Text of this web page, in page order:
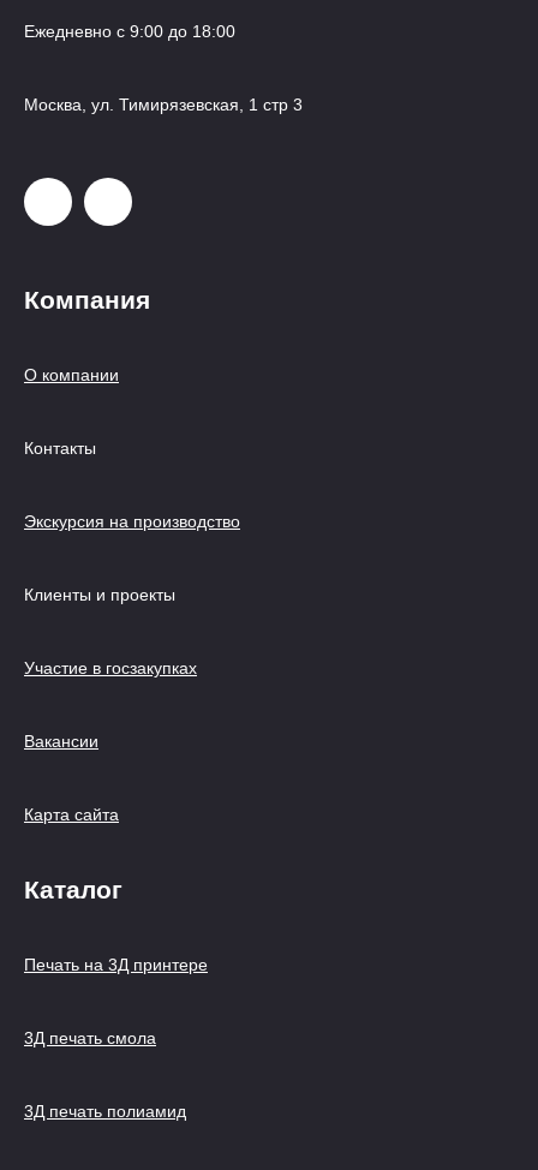
Ежедневно с 9:00 до 18:00
Москва, ул. Тимирязевская, 1 стр 3
Компания
О компании
Контакты
Экскурсия на производство
Клиенты и проекты
Участие в госзакупках
Вакансии
Карта сайта
Каталог
Печать на 3Д принтере
3Д печать смола
3Д печать полиамид